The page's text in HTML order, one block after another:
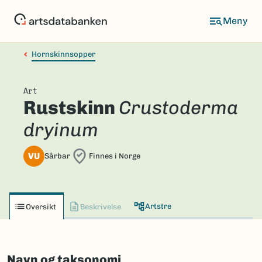
Hornskinnsopper
Art
Rustskinn Crustoderma
dryinum
VU Sårbar Finnes i Norge
Oversikt Beskrivelse Artstre